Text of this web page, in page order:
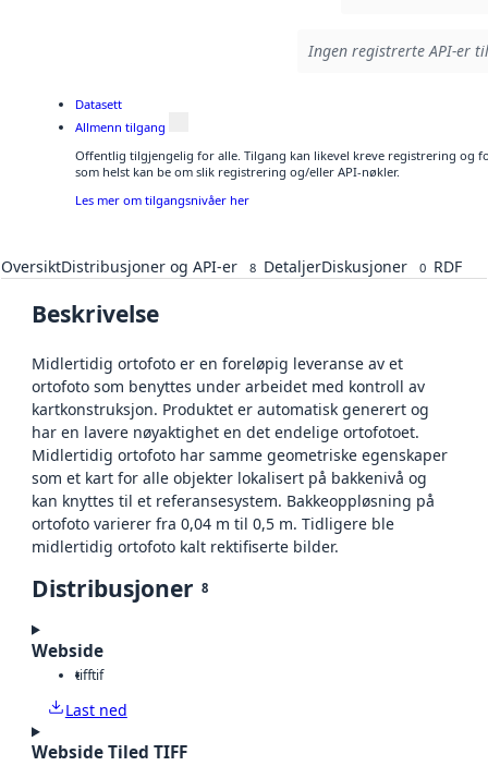
Ingen registrerte API-er
Datasett
Allmenn tilgang
Offentlig tilgjengelig for alle. Tilgang kan likevel kreve registrering og
som helst kan be om slik registrering og/eller API-nøkler.
Les mer om tilgangsnivåer her
OversiktDistribusjoner og API-er 8 DetaljerDiskusjoner 0 RDF
Beskrivelse
Midlertidig ortofoto er en foreløpig leveranse av et
ortofoto som benyttes under arbeidet med kontroll av
kartkonstruksjon. Produktet er automatisk generert og
har en lavere nøyaktighet en det endelige ortofotoet.
Midlertidig ortofoto har samme geometriske egenskaper
som et kart for alle objekter lokalisert på bakkenivå og
kan knyttes til et referansesystem. Bakkeoppløsning på
ortofoto varierer fra 0,04 m til 0,5 m. Tidligere ble
midlertidig ortofoto kalt rektifiserte bilder.
Distribusjoner 8
Webside
tifftif
Last ned
Webside Tiled TIFF